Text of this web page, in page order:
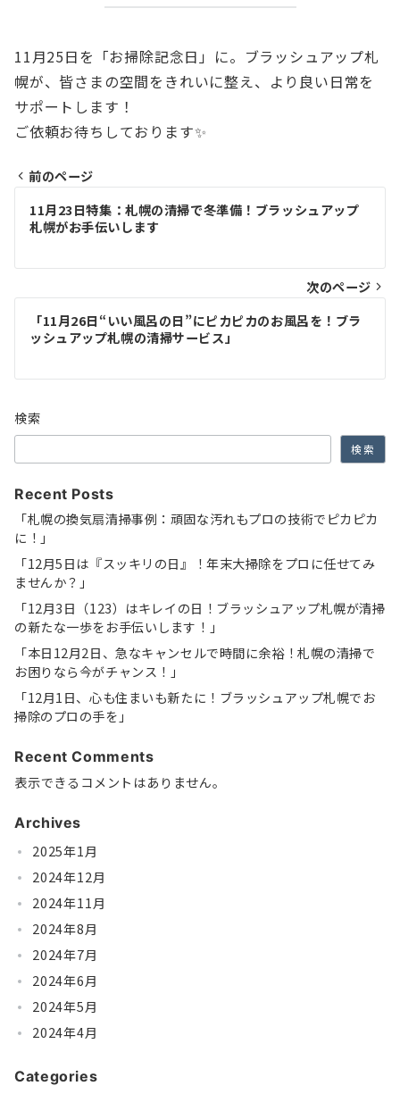
11月25日を「お掃除記念日」に。ブラッシュアップ札
幌が、皆さまの空間をきれいに整え、より良い日常を
サポートします！
ご依頼お待ちしております✨
投
稿
ビ
シ
ョ
ン
前のページ
11月23日特集：札幌の清掃で冬準備！ブラッシュアップ
札幌がお手伝いします
次のページ
「11月26日“いい風呂の日”にピカピカのお風呂を！ブラ
ッシュアップ札幌の清掃サービス」
検索
検索
Recent Posts
「札幌の換気扇清掃事例：頑固な汚れもプロの技術でピカピカ
に！」
「12月5日は『スッキリの日』！年末大掃除をプロに任せてみ
ませんか？」
「12月3日（123）はキレイの日！ブラッシュアップ札幌が清掃
の新たな一歩をお手伝いします！」
「本日12月2日、急なキャンセルで時間に余裕！札幌の清掃で
お困りなら今がチャンス！」
「12月1日、心も住まいも新たに！ブラッシュアップ札幌でお
掃除のプロの手を」
Recent Comments
表示できるコメントはありません。
Archives
2025年1月
2024年12月
2024年11月
2024年8月
2024年7月
2024年6月
2024年5月
2024年4月
Categories